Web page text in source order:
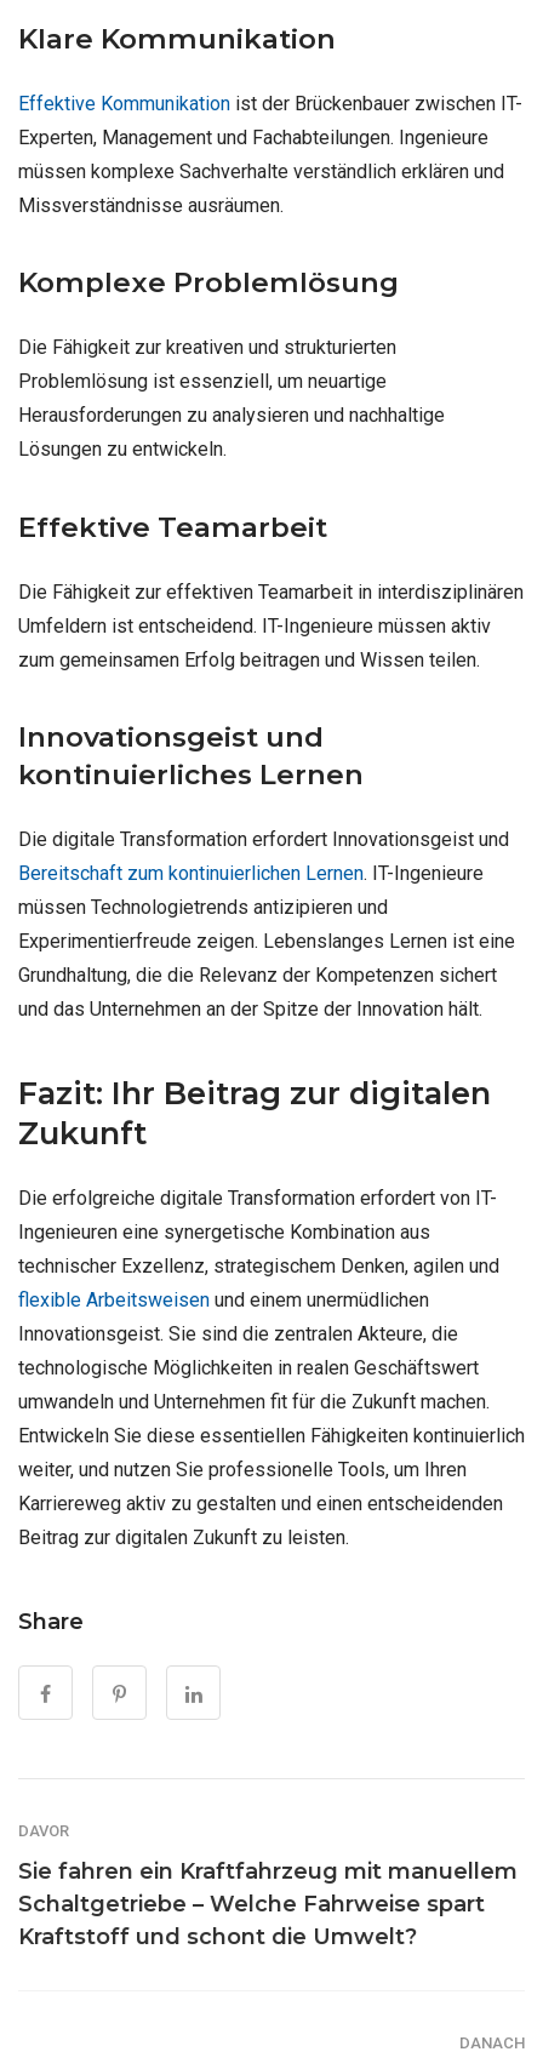
Klare Kommunikation
Effektive Kommunikation ist der Brückenbauer zwischen IT-
Experten, Management und Fachabteilungen. Ingenieure
müssen komplexe Sachverhalte verständlich erklären und
Missverständnisse ausräumen.
Komplexe Problemlösung
Die Fähigkeit zur kreativen und strukturierten
Problemlösung ist essenziell, um neuartige
Herausforderungen zu analysieren und nachhaltige
Lösungen zu entwickeln.
Effektive Teamarbeit
Die Fähigkeit zur effektiven Teamarbeit in interdisziplinären
Umfeldern ist entscheidend. IT-Ingenieure müssen aktiv
zum gemeinsamen Erfolg beitragen und Wissen teilen.
Innovationsgeist und
kontinuierliches Lernen
Die digitale Transformation erfordert Innovationsgeist und
Bereitschaft zum kontinuierlichen Lernen. IT-Ingenieure
müssen Technologietrends antizipieren und
Experimentierfreude zeigen. Lebenslanges Lernen ist eine
Grundhaltung, die die Relevanz der Kompetenzen sichert
und das Unternehmen an der Spitze der Innovation hält.
Fazit: Ihr Beitrag zur digitalen
Zukunft
Die erfolgreiche digitale Transformation erfordert von IT-
Ingenieuren eine synergetische Kombination aus
technischer Exzellenz, strategischem Denken, agilen und
flexible Arbeitsweisen und einem unermüdlichen
Innovationsgeist. Sie sind die zentralen Akteure, die
technologische Möglichkeiten in realen Geschäftswert
umwandeln und Unternehmen fit für die Zukunft machen.
Entwickeln Sie diese essentiellen Fähigkeiten kontinuierlich
weiter, und nutzen Sie professionelle Tools, um Ihren
Karriereweg aktiv zu gestalten und einen entscheidenden
Beitrag zur digitalen Zukunft zu leisten.
Share
DAVOR
Sie fahren ein Kraftfahrzeug mit manuellem
Schaltgetriebe – Welche Fahrweise spart
Kraftstoff und schont die Umwelt?
DANACH